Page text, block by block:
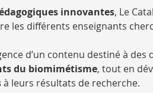
innovantes, Le
les différents enseignants
d’un contenu destiné à
du biomimétisme, tout en
à leurs résultats de recherche.